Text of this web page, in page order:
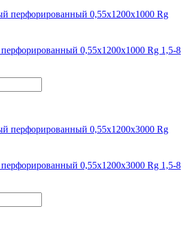
0,55х1200х1000 Rg 1,5-8
0,55х1200х3000 Rg 1,5-8